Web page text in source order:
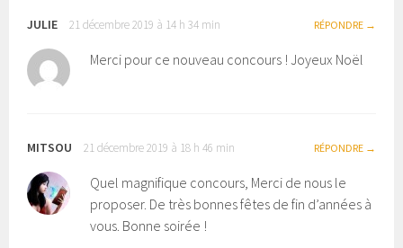
JULIE 21 décembre 2019 à 14 h 34 min RÉPONDRE
Merci pour ce nouveau concours ! Joyeux Noël
MITSOU 21 décembre 2019 à 18 h 46 min RÉPONDRE
Quel magnifique concours, Merci de nous le
proposer. De très bonnes fêtes de fin d’années à
vous. Bonne soirée !